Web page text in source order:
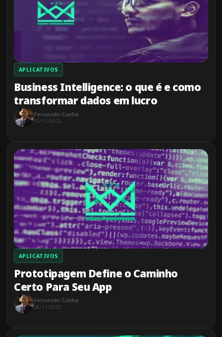
APLICATIVOS
Business Intelligence: o que é e como
transformar dados em lucro
Fernando Cunha
19/12/2025
APLICATIVOS
Prototipagem Define o Caminho
Certo Para Seu App
Fernando Cunha
26/11/2025